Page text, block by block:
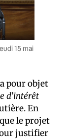
15 mai
pour objet
d’intérêt
En
le projet
justifier